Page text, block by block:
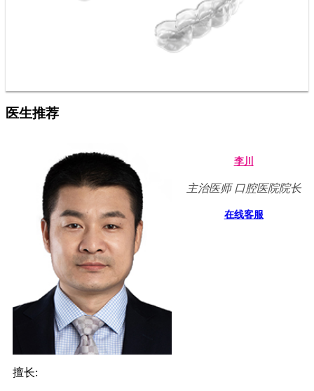
医生推荐
李川
主治医师 口腔医院院长
在线客服
擅长: